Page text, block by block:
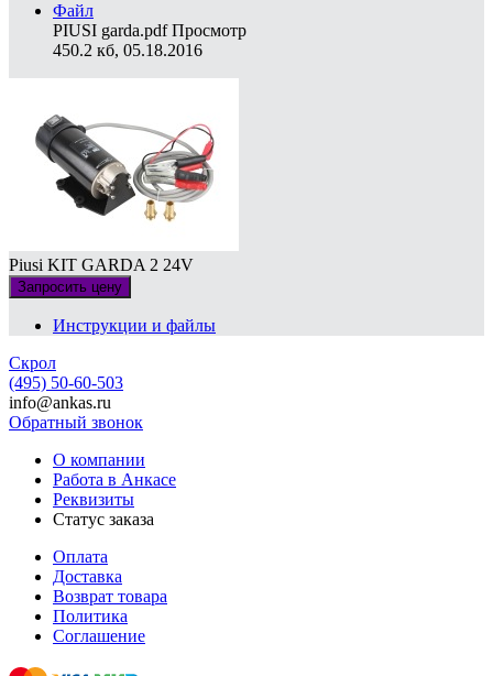
Файл
PIUSI garda.pdf Просмотр
450.2 кб, 05.18.2016
Piusi KIT GARDA 2 24V
Запросить цену
Инструкции и файлы
Скрол
(495) 50-60-503
info@ankas.ru
Обратный звонок
О компании
Работа в Анкасе
Реквизиты
Статус заказа
Оплата
Доставка
Возврат товара
Политика
Соглашение